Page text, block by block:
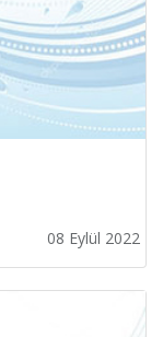
08 Eylül 2022